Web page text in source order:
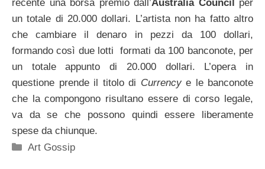
recente una borsa premio dall’Australia Council
per
un totale di 20.000 dollari. L’artista non ha fatto altro
che cambiare il denaro in pezzi da 100 dollari,
formando così due lotti formati da 100 banconote, per
un totale appunto di 20.000 dollari. L’opera in
questione prende il titolo di Currencye le banconote
che la compongono risultano essere di corso legale,
va da se che possono quindi essere liberamente
spese da chiunque.
Categorie
Art Gossip